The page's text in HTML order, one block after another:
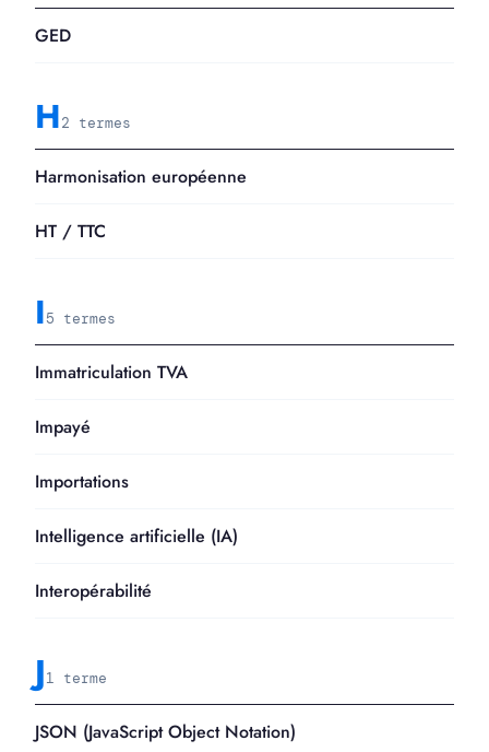
GED
H2 termes
Harmonisation européenne
HT / TTC
I5 termes
Immatriculation TVA
Impayé
Importations
Intelligence artificielle (IA)
Interopérabilité
J1 terme
JSON (JavaScript Object Notation)